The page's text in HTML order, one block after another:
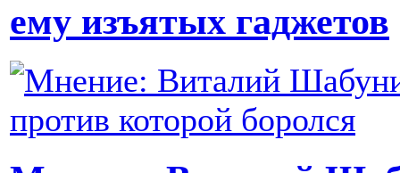
ему изъятых гаджетов